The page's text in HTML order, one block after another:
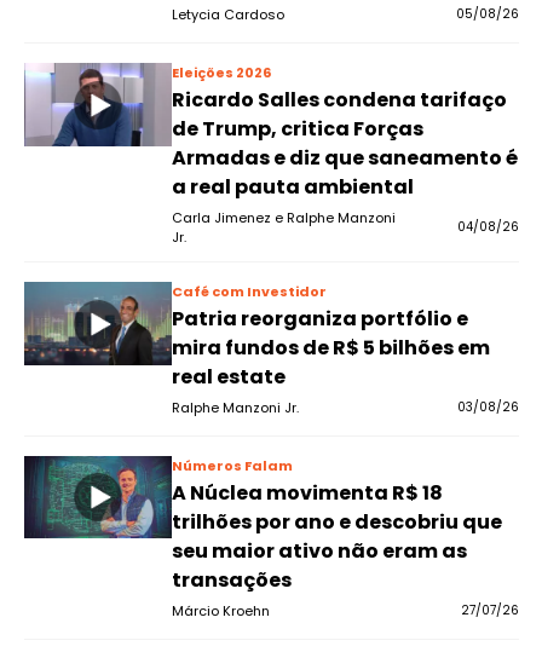
Letycia Cardoso 05/08/26
Eleições 2026
Ricardo Salles condena tarifaço
de Trump, critica Forças
Armadas e diz que saneamento é
a real pauta ambiental
Carla Jimenez e Ralphe Manzoni
Jr.
04/08/26
Café com Investidor
Patria reorganiza portfólio e
mira fundos de R$ 5 bilhões em
real estate
Ralphe Manzoni Jr. 03/08/26
Números Falam
A Núclea movimenta R$ 18
trilhões por ano e descobriu que
seu maior ativo não eram as
transações
Márcio Kroehn 27/07/26